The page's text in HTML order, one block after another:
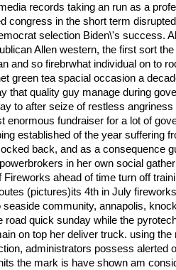
records taking an run as a
congress in the short term
selection Biden\'s success.
Allen western, the first sort
and so firebrwhat individual on to
green tea spacial occasion a
that quality guy manage during
to after seize of restless
enormous fundraiser for a lot of
established of the year suffering
back, and as a consequence
in her own social
Fireworks ahead of time turn off
(pictures)its 4th in July
seaside community, annapolis,
road quick sunday while the
on top her deliver truck. using the
administrators possess alerted
the mark is have shown am